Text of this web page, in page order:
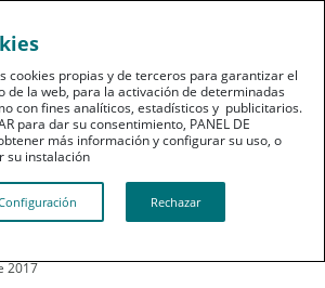
protegidos ante
'ransomware'?
2017
cookies propias y de terceros para garantizar el
de la web, para la activación de determinadas
con fines analíticos, estadísticos y publicitarios.
para dar su consentimiento, PANEL DE
más información y configurar su uso, o
su instalación​​​​​​​
Rechazar